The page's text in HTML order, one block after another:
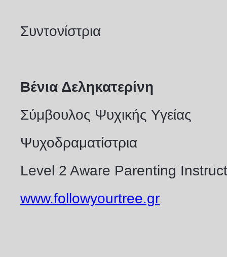
Συντονίστρια
Βένια Δεληκατερίνη
Σύμβουλος Ψυχικής Υγείας
Ψυχοδραματίστρια
Level 2 Aware Parenting
www.followyourtree.gr